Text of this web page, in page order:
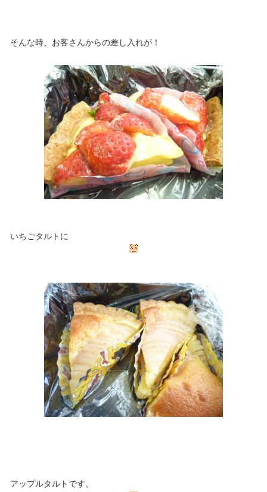
そんな時、お客さんからの差し入れが！
いちごタルトに
アップルタルトです。